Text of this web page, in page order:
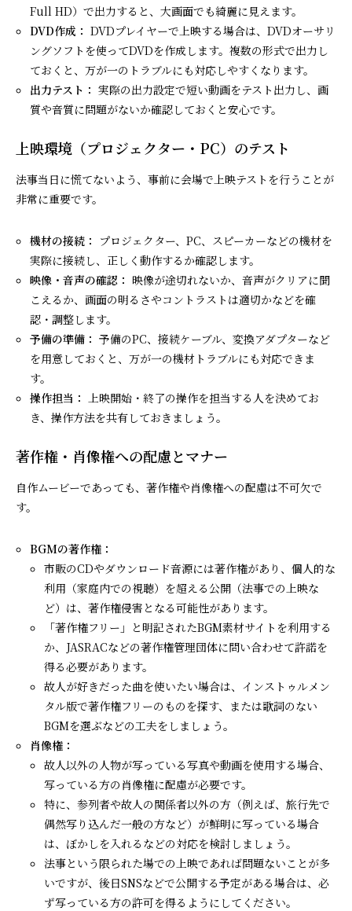
Full HD）で出力すると、大画面でも綺麗に見えます。
DVD作成： DVDプレイヤーで上映する場合は、DVDオーサリ
ングソフトを使ってDVDを作成します。複数の形式で出力し
ておくと、万が一のトラブルにも対応しやすくなります。
出力テスト： 実際の出力設定で短い動画をテスト出力し、画
質や音質に問題がないか確認しておくと安心です。
上映環境（プロジェクター・PC）のテスト
法事当日に慌てないよう、事前に会場で上映テストを行うことが
非常に重要です。
機材の接続： プロジェクター、PC、スピーカーなどの機材を
実際に接続し、正しく動作するか確認します。
映像・音声の確認： 映像が途切れないか、音声がクリアに聞
こえるか、画面の明るさやコントラストは適切かなどを確
認・調整します。
予備の準備： 予備のPC、接続ケーブル、変換アダプターなど
を用意しておくと、万が一の機材トラブルにも対応できま
す。
操作担当：
上映開始・終了の操作を担当する人を決めてお
き、操作方法を共有しておきましょう。
著作権・肖像権への配慮とマナー
自作ムービーであっても、著作権や肖像権への配慮は不可欠で
す。
BGMの著作権：
市販のCDやダウンロード音源には著作権があり、個人的な
利用（家庭内での視聴）を超える公開（法事での上映な
ど）は、著作権侵害となる可能性があります。
「著作権フリー」と明記されたBGM素材サイトを利用する
か、JASRACなどの著作権管理団体に問い合わせて許諾を
得る必要があります。
故人が好きだった曲を使いたい場合は、インストゥルメン
タル版で著作権フリーのものを探す、または歌詞のない
BGMを選ぶなどの工夫をしましょう。
肖像権：
故人以外の人物が写っている写真や動画を使用する場合、
写っている方の肖像権に配慮が必要です。
特に、参列者や故人の関係者以外の方（例えば、旅行先で
偶然写り込んだ一般の方など）が鮮明に写っている場合
は、ぼかしを入れるなどの対応を検討しましょう。
法事という限られた場での上映であれば問題ないことが多
いですが、後日SNSなどで公開する予定がある場合は、必
ず写っている方の許可を得るようにしてください。